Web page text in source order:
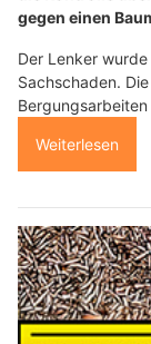
gegen einen
Der Lenker
Sachschaden.
Weiterlesen